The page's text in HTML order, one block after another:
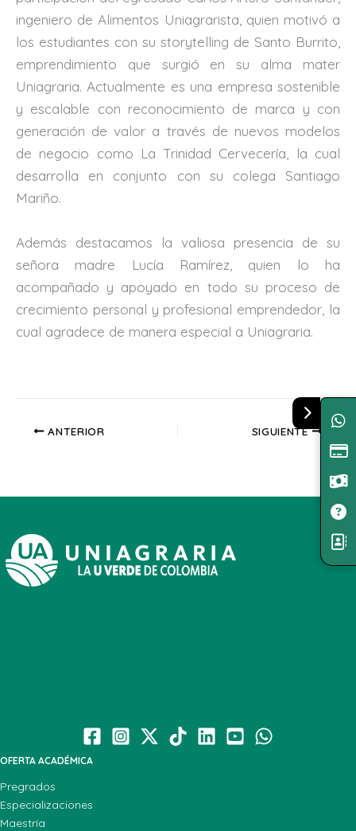
ingeniero de Alimentos Uniagrarista, quien motivó a
los estudiantes con su storytelling de Santo Burrito,
emprendimiento que surgió en su alma mater
Uniagraria. Actualmente es una empresa sostenible
y escalable con reconocimiento de marca y con
generación de valor a través de nuevos modelos
de negocio como La Trinidad Cervecería, la cual
desarrolla en conjunto con su colega Santiago
Mariño.
Además destacamos la valiosa presencia de su
señora madre Lucía Ramírez, quien lo ha
acompañado y apoyado en todo su proceso de
crecimiento personal y profesional emprendedor, la
cual agradece de manera especial a Uniagraria.
ANTERIOR SIGUIENTE
OFERTA ACADÉMICA
Pregrados
Especializaciones
Maestría